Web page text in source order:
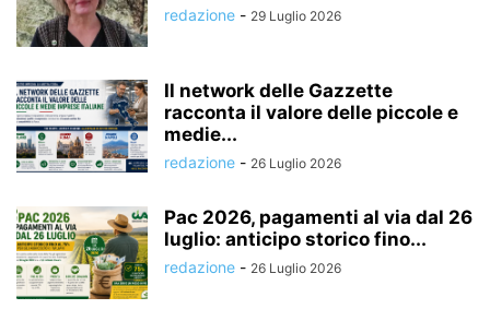
redazione - 29 Luglio 2026
Il network delle Gazzette
racconta il valore delle piccole e
medie...
redazione - 26 Luglio 2026
Pac 2026, pagamenti al via dal 26
luglio: anticipo storico fino...
redazione - 26 Luglio 2026